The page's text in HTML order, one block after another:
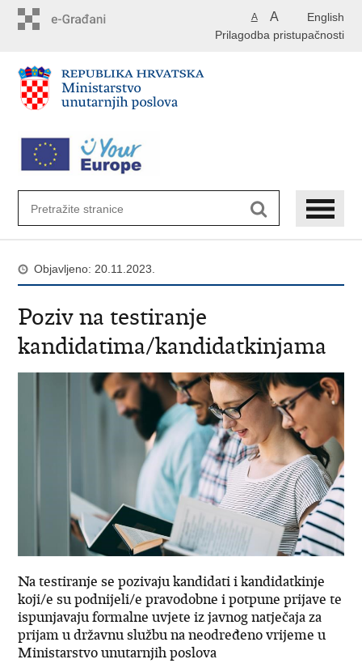
English
A A
Prilagodba pristupačnosti
Objavljeno: 20.11.2023.
Poziv na testiranje
kandidatima/kandidatkinjama
Na testiranje se pozivaju kandidati i kandidatkinje
koji/e su podnijeli/e pravodobne i potpune prijave te
ispunjavaju formalne uvjete iz javnog natječaja za
prijam u državnu službu na neodređeno vrijeme u
Ministarstvo unutarnjih poslova